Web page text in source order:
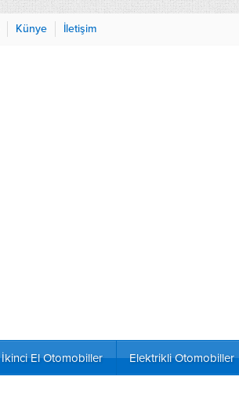
Künye İletişim
İkinci El Otomobiller Elektrikli Otomobiller